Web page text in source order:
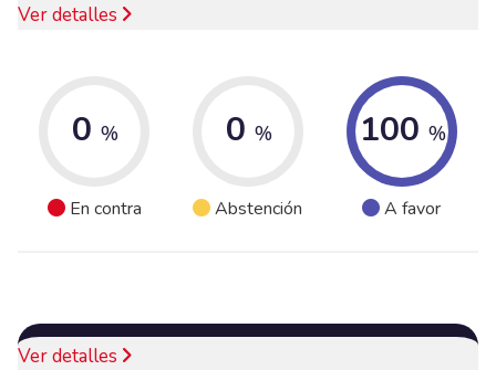
Ver detalles
0 %
En contra
0 %
Abstención
100 %
A favor
Ver detalles